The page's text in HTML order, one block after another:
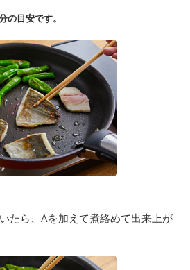
の目安です。
たら、Aを加えて煮絡めて出来上が